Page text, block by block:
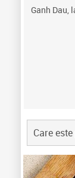
Ganh Dau,
Care